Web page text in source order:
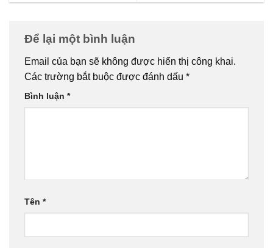
Để lại một bình luận
Email của bạn sẽ không được hiển thị công khai.
Các trường bắt buộc được đánh dấu *
Bình luận *
Tên *